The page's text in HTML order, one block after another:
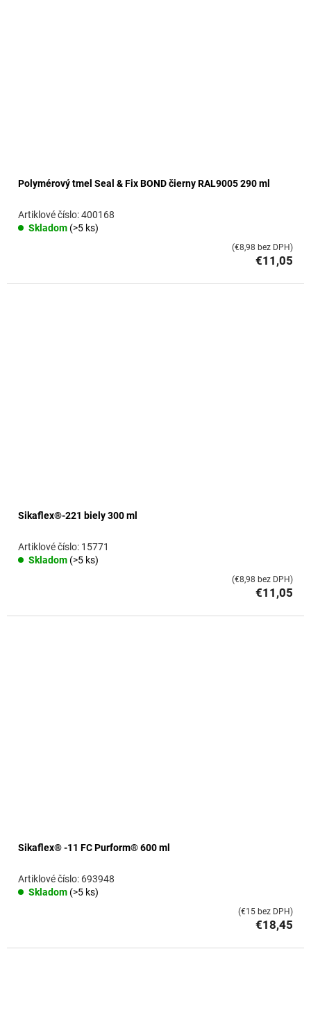
Polymérový tmel Seal & Fix BOND čierny RAL9005 290 ml
Skladom (>5 ks)
400168
€11,05
(€8,98 bez DPH)
Sikaflex®-221 biely 300 ml
Skladom (>5 ks)
15771
€11,05
(€8,98 bez DPH)
Sikaflex® -11 FC Purform® 600 ml
Skladom (>5 ks)
693948
€18,45
(€15 bez DPH)